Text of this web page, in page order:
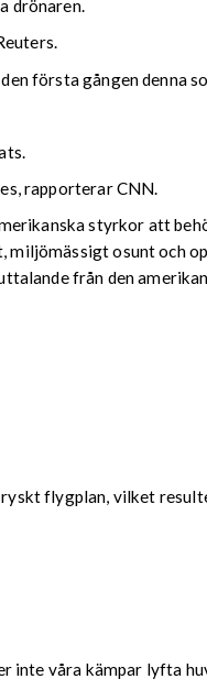
drönaren.
första gången denna
rapporterar CNN.
styrkor att
osunt och
från den
flygplan, vilket
inte våra kämpar lyfta